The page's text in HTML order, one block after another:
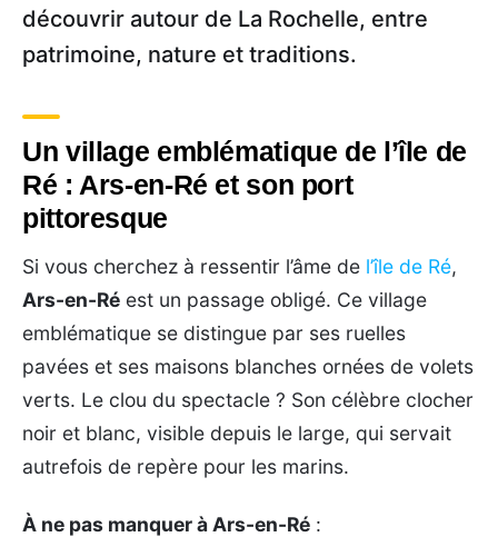
découvrir autour de La Rochelle, entre
patrimoine, nature et traditions.
Un village emblématique de l’île de
Ré : Ars-en-Ré et son port
pittoresque
Si vous cherchez à ressentir l’âme de l’île de Ré,
Ars-en-Ré est un passage obligé. Ce village
emblématique se distingue par ses ruelles
pavées et ses maisons blanches ornées de volets
verts. Le clou du spectacle ? Son célèbre clocher
noir et blanc, visible depuis le large, qui servait
autrefois de repère pour les marins.
À ne pas manquer à Ars-en-Ré :